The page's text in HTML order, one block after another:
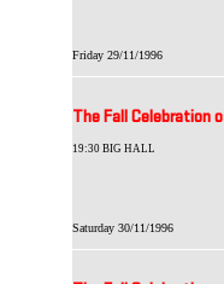
Friday 29/11/1996
The Fall Celebration
19:30 BIG HALL
Saturday 30/11/1996